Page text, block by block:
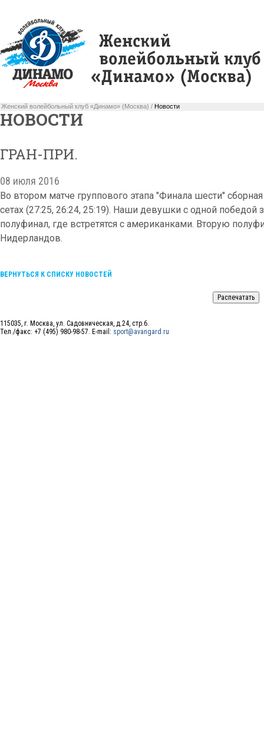
Женский волейбольный клуб «Динамо» (Москва) / Новости
НОВОСТИ
ГРАН-ПРИ.
08 июля 2016
Во втором матче группового этапа "Финала шести"
сетах (27:25, 26:24, 25:19). Наши девушки с одной
полуфинал, где встретятся с американками. Вторую
Нидерландов.
ВЕРНУТЬСЯ К СПИСКУ НОВОСТЕЙ
115035, г. Москва, ул. Садовническая, д.24, стр.6.
Тел./факс: +7 (495) 980-98-57. E-mail: sport@avangard.ru